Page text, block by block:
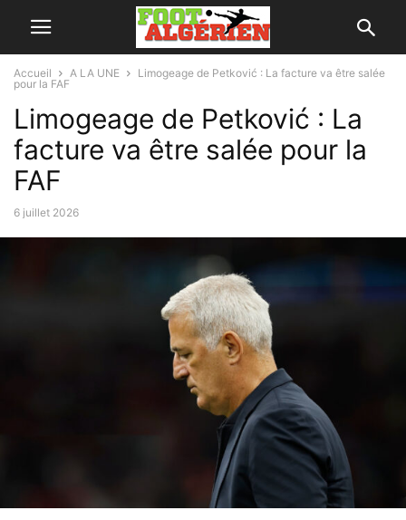
Accueil A LA UNE
Limogeage de Petković : La facture va être salée
pour la FAF
Limogeage de Petković : La
facture va être salée pour la
FAF
6 juillet 2026